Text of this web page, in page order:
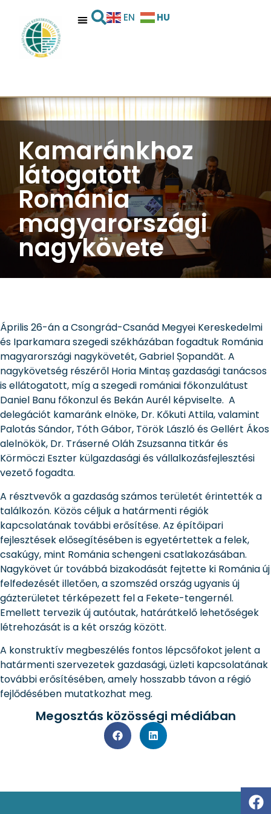
EN HU
Kamaránkhoz
látogatott
Románia
magyarországi
nagykövete
Április 26-án a Csongrád-Csanád Megyei Kereskedelmi
és Iparkamara szegedi székházában fogadtuk Románia
magyarországi nagykövetét, Gabriel Șopandăt. A
nagykövetség részéről Horia Mintaș gazdasági tanácsos
is ellátogatott, míg a szegedi romániai főkonzulátust
Daniel Banu főkonzul és Bekán Aurél képviselte. A
delegációt kamaránk elnöke, Dr. Kőkuti Attila, valamint
Palotás Sándor, Tóth Gábor, Török László és Gellért Ákos
alelnökök, Dr. Tráserné Oláh Zsuzsanna titkár és
Körmöczi Eszter külgazdasági és vállalkozásfejlesztési
vezető fogadta.
A résztvevők a gazdaság számos területét érintették a
találkozón. Közös céljuk a határmenti régiók
kapcsolatának további erősítése. Az építőipari
fejlesztések elősegítésében is egyetértettek a felek,
csakúgy, mint Románia schengeni csatlakozásában.
Nagykövet úr továbbá bizakodását fejtette ki Románia új
felfedezését illetően, a szomszéd ország ugyanis új
gázterületet térképezett fel a Fekete-tengernél.
Emellett tervezik új autóutak, határátkelő lehetőségek
létrehozását is a két ország között.
A konstruktív megbeszélés fontos lépcsőfokot jelent a
határmenti szervezetek gazdasági, üzleti kapcsolatának
további erősítésében, amely hosszabb távon a régió
fejlődésében mutatkozhat meg.
Megosztás közösségi médiában